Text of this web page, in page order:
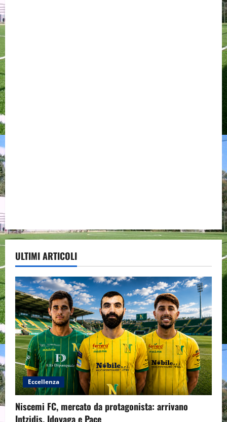
ULTIMI ARTICOLI
Eccellenza
Niscemi FC, mercato da protagonista: arrivano
Intzidis, Idoyaga e Pace